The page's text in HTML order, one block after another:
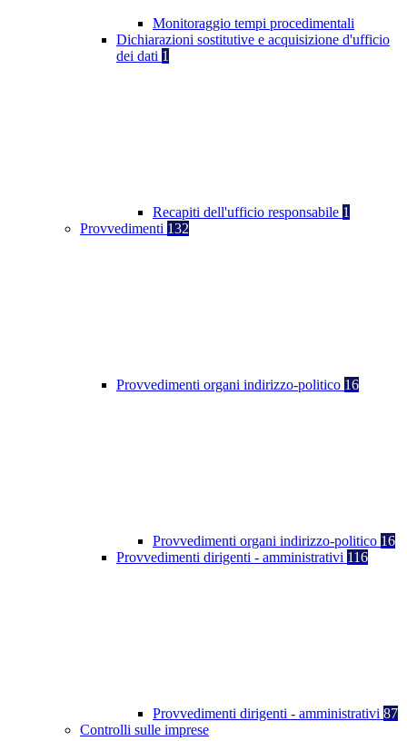
Monitoraggio tempi procedimentali
Dichiarazioni sostitutive e acquisizione d'ufficio
dei dati 1
Recapiti dell'ufficio responsabile 1
Provvedimenti 132
Provvedimenti organi indirizzo-politico 16
Provvedimenti organi indirizzo-politico 16
Provvedimenti dirigenti - amministrativi 116
Provvedimenti dirigenti - amministrativi 87
Controlli sulle imprese